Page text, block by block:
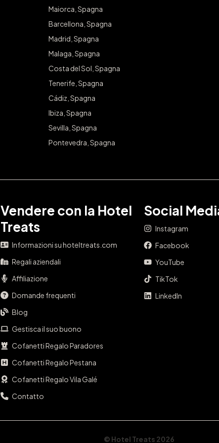
Maiorca, Spagna
Barcellona, Spagna
Madrid, Spagna
Malaga, Spagna
Costa del Sol, Spagna
Tenerife, Spagna
Cádiz, Spagna
Ibiza, Spagna
Sevilla, Spagna
Pontevedra, Spagna
Vendere con la Hotel
Treats
Informazioni su hoteltreats.com
Regali aziendali
Affiliazione
Domande frequenti
Blog
Gestisca il suo buono
Cofanetti Regalo Paradores
Cofanetti Regalo Pestana
Cofanetti Regalo Vila Galé
Contatto
Social
Instagram
Facebook
YouTube
TikTok
LinkedIn
© Hotel Treats 2026